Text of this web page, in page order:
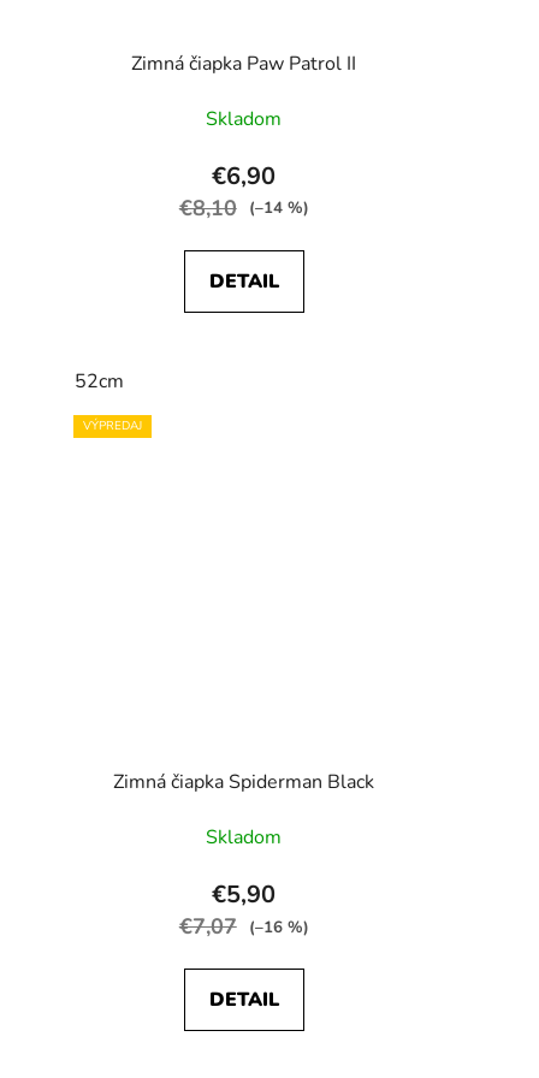
Zimná čiapka Paw Patrol II
Skladom
€6,90
€8,10 (–14 %)
DETAIL
52cm
VÝPREDAJ
Zimná čiapka Spiderman Black
Skladom
€5,90
€7,07 (–16 %)
DETAIL